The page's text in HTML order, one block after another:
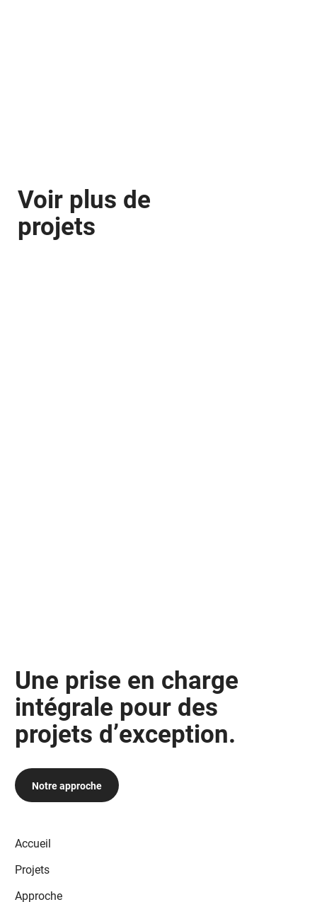
Voir plus de
projets
Une prise en charge
intégrale pour des
projets d’exception.
Notre approche
Accueil
Projets
Approche